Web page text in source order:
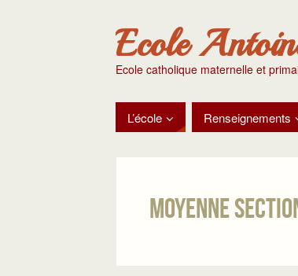
Ecole
Ecole catholique maternelle et
L’école Renseignements
Moyenne